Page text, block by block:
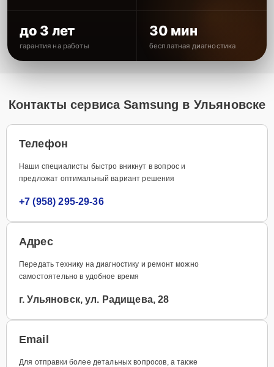
до 3 лет
гарантия на работы
30 мин
бесплатная диагностика
Контакты сервиса Samsung в Ульяновске
Телефон
Наши специалисты быстро вникнут в вопрос и
предложат оптимальный вариант решения
+7 (958) 295-29-36
Адрес
Передать технику на диагностику и ремонт можно
самостоятельно в удобное время
г. Ульяновск, ул. Радищева, 28
Email
Для отправки более детальных вопросов, а также